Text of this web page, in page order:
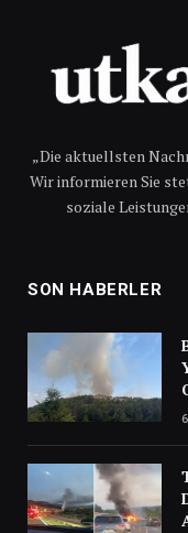
„Die aktuellsten
Wir informieren Sie
soziale
SON HABERLER